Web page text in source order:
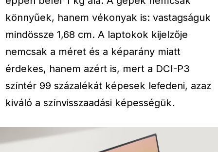
könnyűek, hanem vékonyak is: vastagságuk
mindössze 1,68 cm. A laptokok kijelzője
nemcsak a méret és a képarány miatt
érdekes, hanem azért is, mert a DCI-P3
színtér 99 százalékát képesek lefedeni, azaz
kiváló a színvisszaadási képességük.